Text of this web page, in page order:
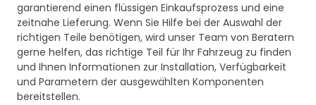
garantierend einen flüssigen Einkaufsprozess und eine
zeitnahe Lieferung. Wenn Sie Hilfe bei der Auswahl der
richtigen Teile benötigen, wird unser Team von Beratern
gerne helfen, das richtige Teil für Ihr Fahrzeug zu finden
und Ihnen Informationen zur Installation, Verfügbarkeit
und Parametern der ausgewählten Komponenten
bereitstellen.